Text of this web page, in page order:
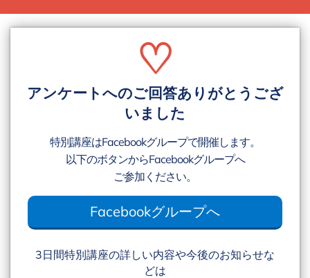
♡
アンケートへのご回答ありがとうござ
いました
特別講座はFacebookグループで開催します。
以下のボタンからFacebookグループへ
ご参加ください。
Facebookグループへ
3日間特別講座の詳しい内容や今後のお知らせな
どは